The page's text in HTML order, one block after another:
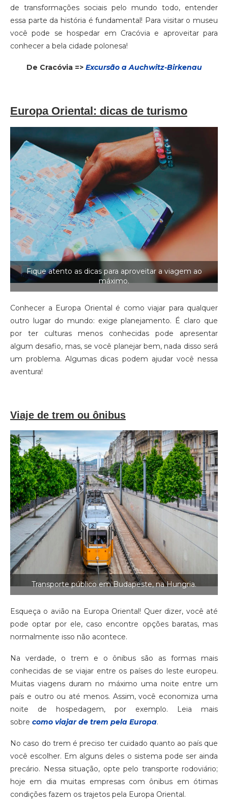
de transformações sociais pelo mundo todo, entender
essa parte da história é fundamental! Para visitar o museu
você pode se hospedar em Cracóvia e aproveitar para
conhecer a bela cidade polonesa!
De Cracóvia => Excursão a Auchwitz-Birkenau
Europa Oriental: dicas de turismo
Fique atento as dicas para aproveitar a viagem ao
máximo.
Conhecer a Europa Oriental é como viajar para qualquer
outro lugar do mundo: exige planejamento. É claro que
por ter culturas menos conhecidas pode apresentar
algum desafio, mas, se você planejar bem, nada disso será
um problema. Algumas dicas podem ajudar você nessa
aventura!
Viaje de trem ou ônibus
Transporte público em Budapeste, na Hungria.
Esqueça o avião na Europa Oriental! Quer dizer, você até
pode optar por ele, caso encontre opções baratas, mas
normalmente isso não acontece.
Na verdade, o trem e o ônibus são as formas mais
conhecidas de se viajar entre os países do leste europeu.
Muitas viagens duram no máximo uma noite entre um
país e outro ou até menos. Assim, você economiza uma
noite de hospedagem, por exemplo. Leia mais
sobre como viajar de trem pela Europa.
No caso do trem é preciso ter cuidado quanto ao país que
você escolher. Em alguns deles o sistema pode ser ainda
precário. Nessa situação, opte pelo transporte rodoviário;
hoje em dia muitas empresas com ônibus em ótimas
condições fazem os trajetos pela Europa Oriental.